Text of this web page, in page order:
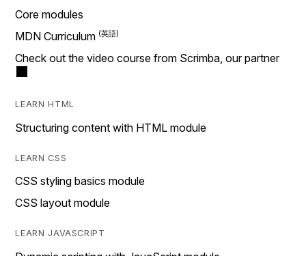
Core modules
MDN Curriculum
Check out the video course from Scrimba, our partner
LEARN HTML
Structuring content with HTML module
LEARN CSS
CSS styling basics module
CSS layout module
LEARN JAVASCRIPT